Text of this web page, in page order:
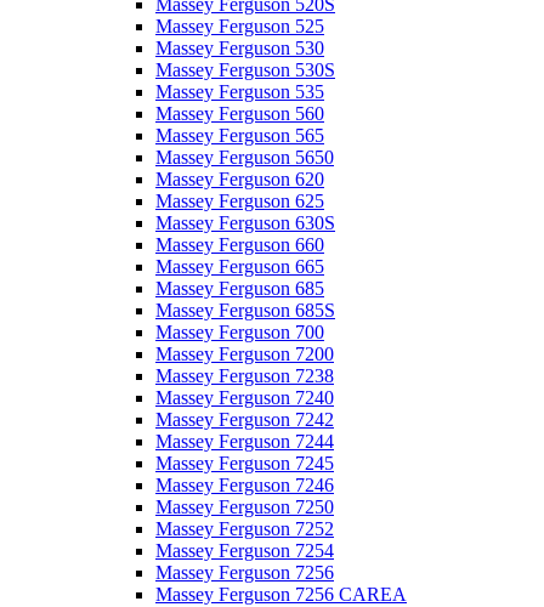
Massey Ferguson 520S
Massey Ferguson 525
Massey Ferguson 530
Massey Ferguson 530S
Massey Ferguson 535
Massey Ferguson 560
Massey Ferguson 565
Massey Ferguson 5650
Massey Ferguson 620
Massey Ferguson 625
Massey Ferguson 630S
Massey Ferguson 660
Massey Ferguson 665
Massey Ferguson 685
Massey Ferguson 685S
Massey Ferguson 700
Massey Ferguson 7200
Massey Ferguson 7238
Massey Ferguson 7240
Massey Ferguson 7242
Massey Ferguson 7244
Massey Ferguson 7245
Massey Ferguson 7246
Massey Ferguson 7250
Massey Ferguson 7252
Massey Ferguson 7254
Massey Ferguson 7256
Massey Ferguson 7256 CAREA